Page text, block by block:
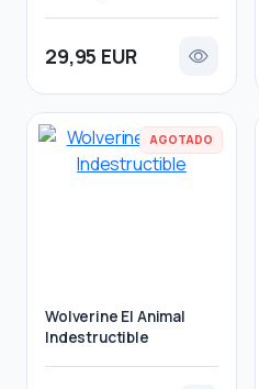
29,95 EUR
AGOTADO
Wolverine El Animal
Indestructible